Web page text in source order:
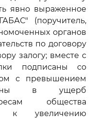
явно выраженное
(поручитель,
органов
по договору
залогу; вместе с
подписаны со
с превышением
в ущерб
общества
к увеличению